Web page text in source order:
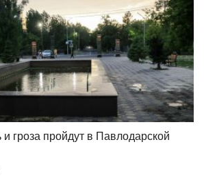
гроза пройдут в Павлодарской